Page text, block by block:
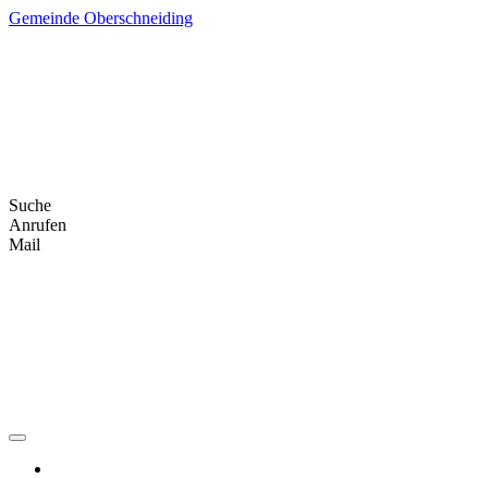
Skip
Gemeinde Oberschneiding
Suche
Anrufen
Mail